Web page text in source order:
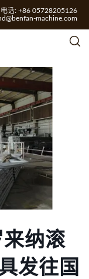
电话: +86 05728205126
machine.com
纳滚
发往国